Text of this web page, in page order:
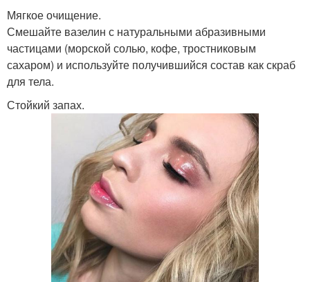
Мягкое очищение.
Смешайте вазелин с натуральными абразивными
частицами (морской солью, кофе, тростниковым
сахаром) и используйте получившийся состав как скраб
для тела.
Стойкий запах.